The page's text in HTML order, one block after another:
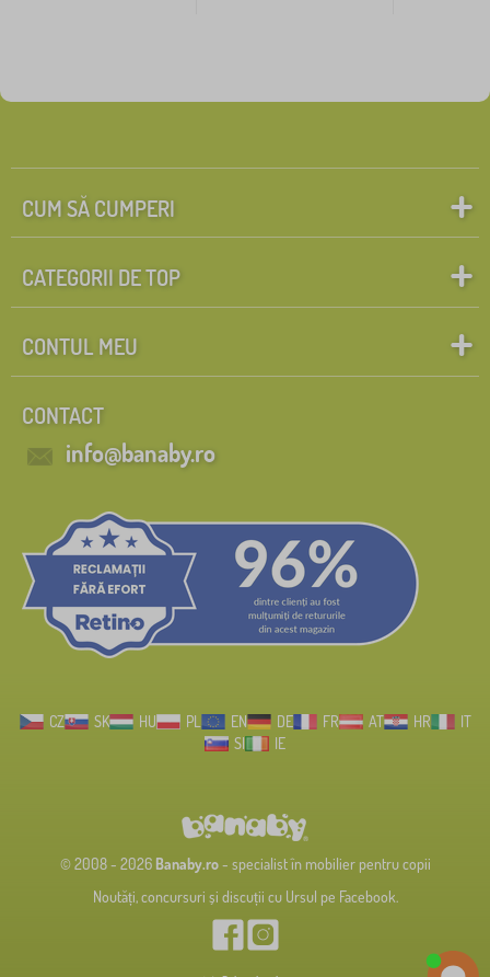
CUM SĂ CUMPERI
CATEGORII DE TOP
CONTUL MEU
CONTACT
info@banaby.ro
CZ SK HU PL EN DE FR AT HR
IT
SI
IE
© 2008 - 2026 Banaby.ro- specialist în mobilier pentru copii
Noutăți, concursuri și discuții cu Ursul pe Facebook.